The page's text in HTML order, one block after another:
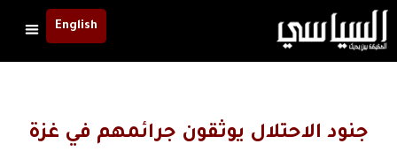
English
جنود الاحتلال يوثقون جرائمهم في غزة